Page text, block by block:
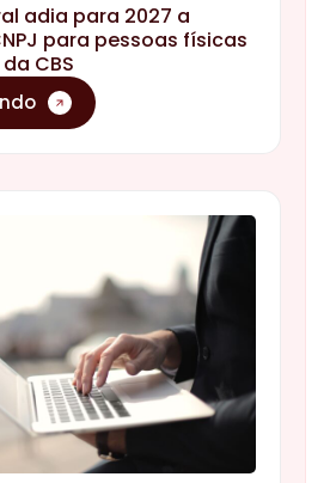
adia para 2027 a
para pessoas físicas
CBS